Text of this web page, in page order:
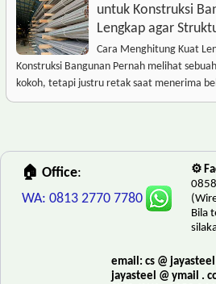
untuk Konstruksi
Lengkap agar
Cara Menghitung Kuat
Konstruksi Bangunan Pernah melihat
kokoh, tetapi justru retak saat menerima
🏠 Office:
WA: 0813 2770 7780
⚙️
Bila
email: cs @
jayasteel @ ymail .